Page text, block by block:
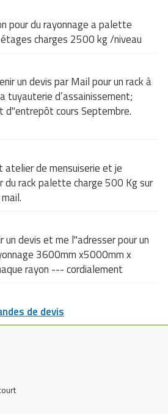
hauteurs
profondeurs
protection latérale
de palettes en entrepôt,
de zones logistiques,
industriel de charges lourdes,
pour du rayonnage a palette
charges 2500 kg /niveau
un devis par Mail pour un rack à
tuyauterie d’assainissement;
d"entrepôt cours Septembre.
atelier de mensuiserie et je
du rack palette charge 500 Kg sur
un devis et me l"adresser pour un
3600mm x5000mm x
rayon --- cordialement
de devis